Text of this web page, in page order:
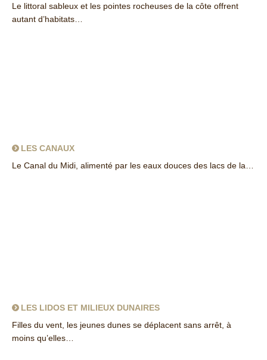
Le littoral sableux et les pointes rocheuses de la côte offrent
autant d’habitats…
LES CANAUX
Le Canal du Midi, alimenté par les eaux douces des lacs de la…
LES LIDOS ET MILIEUX DUNAIRES
Filles du vent, les jeunes dunes se déplacent sans arrêt, à
moins qu’elles…